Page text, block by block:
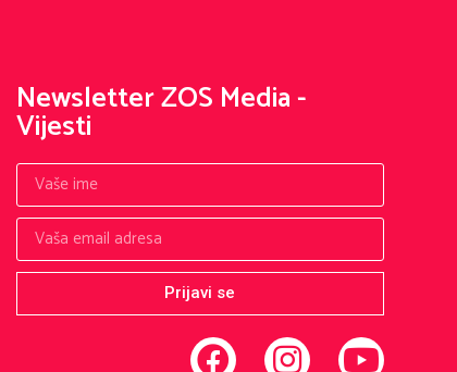
Newsletter ZOS Media -
Vijesti
Prijavi se